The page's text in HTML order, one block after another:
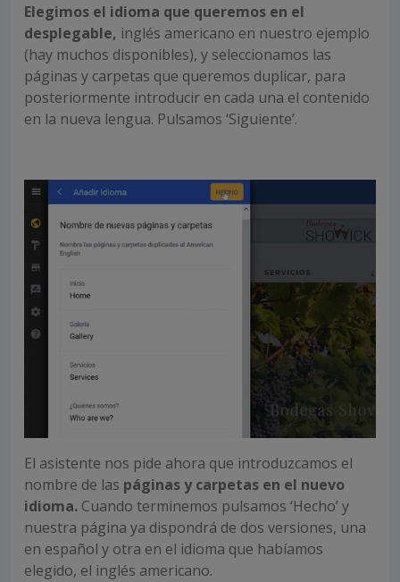
Elegimos el idioma que queremos en el
desplegable, inglés americano en nuestro ejemplo
(hay muchos disponibles), y seleccionamos las
páginas y carpetas que queremos duplicar, para
posteriormente introducir en cada una el contenido
en la nueva lengua. Pulsamos ‘Siguiente’.
El asistente nos pide ahora que introduzcamos el
nombre de las páginas y carpetas en el nuevo
idioma. Cuando terminemos pulsamos ‘Hecho’ y
nuestra página ya dispondrá de dos versiones, una
en español y otra en el idioma que habíamos
elegido, el inglés americano.